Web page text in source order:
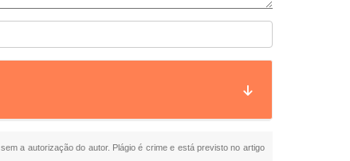
a autorização do autor. Plágio é crime e está previsto no artigo